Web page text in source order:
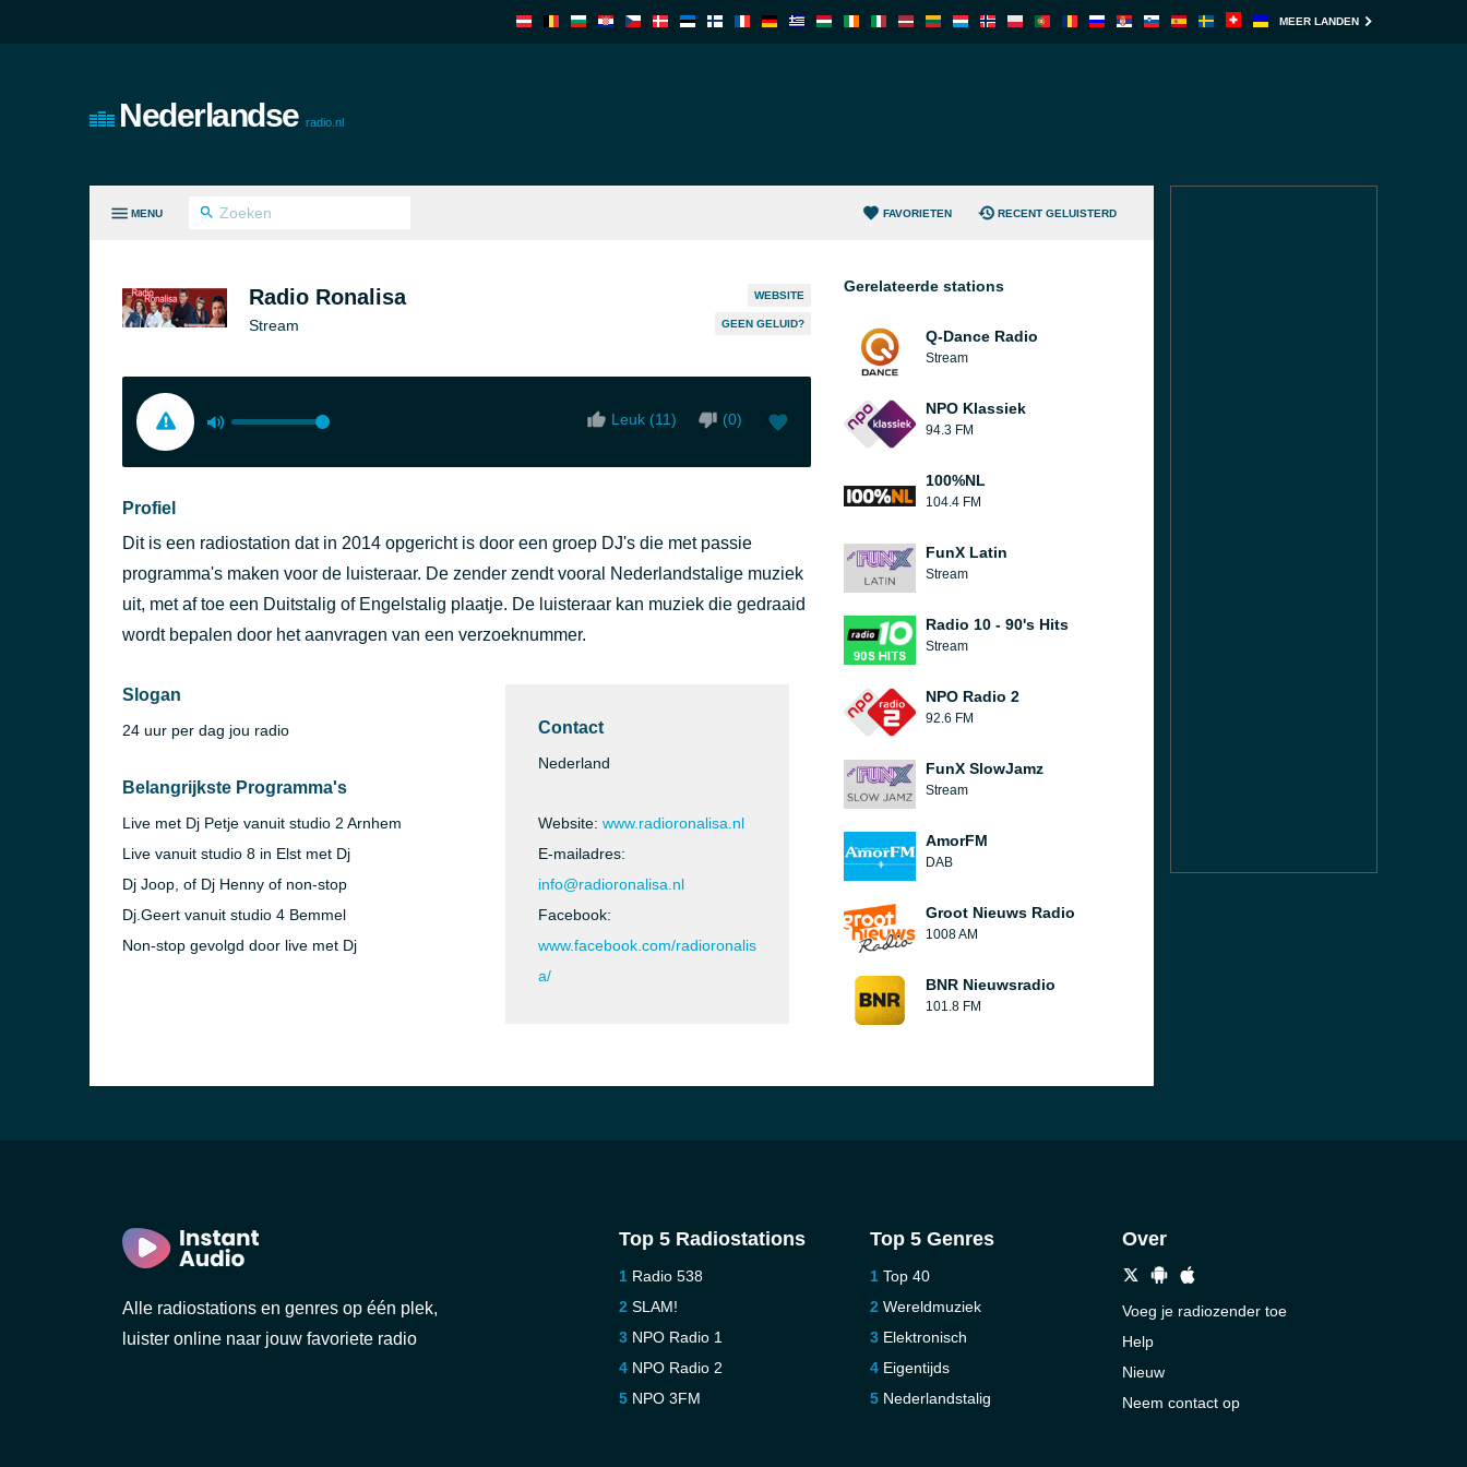
MEER LANDEN
Nederlandse radio.nl
MENU FAVORIETEN RECENT GELUISTERD
Radio Ronalisa
Stream
WEBSITE
GEEN GELUID?
Leuk (11) (0)
Profiel
Dit is een radiostation dat in 2014 opgericht is door een groep DJ's die met passie
programma's maken voor de luisteraar. De zender zendt vooral Nederlandstalige muziek
uit, met af toe een Duitstalig of Engelstalig plaatje. De luisteraar kan muziek die gedraaid
wordt bepalen door het aanvragen van een verzoeknummer.
Slogan
24 uur per dag jou radio
Belangrijkste Programma's
Live met Dj Petje vanuit studio 2 Arnhem
Live vanuit studio 8 in Elst met Dj
Dj Joop, of Dj Henny of non-stop
Dj.Geert vanuit studio 4 Bemmel
Non-stop gevolgd door live met Dj
Contact
Nederland
Website: www.radioronalisa.nl
E-mailadres:
info@radioronalisa.nl
Facebook:
www.facebook.com/radioronalis
a/
Gerelateerde stations
Q-Dance Radio
Stream
NPO Klassiek
94.3 FM
100%NL
104.4 FM
FunX Latin
Stream
Radio 10 - 90's Hits
Stream
NPO Radio 2
92.6 FM
FunX SlowJamz
Stream
AmorFM
DAB
Groot Nieuws Radio
1008 AM
BNR Nieuwsradio
101.8 FM
Alle radiostations en genres op één plek,
luister online naar jouw favoriete radio
Top 5 Radiostations
Radio 538
SLAM!
NPO Radio 1
NPO Radio 2
NPO 3FM
Top 5 Genres
Top 40
Wereldmuziek
Elektronisch
Eigentijds
Nederlandstalig
Over
Voeg je radiozender toe
Help
Nieuw
Neem contact op